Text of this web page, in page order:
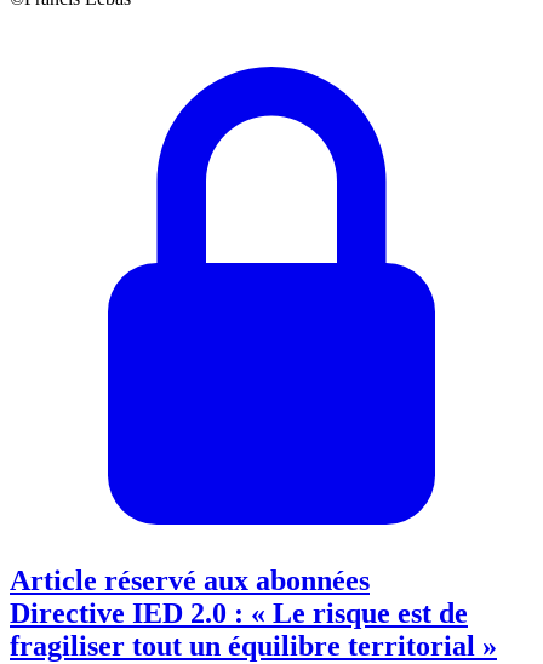
Article réservé aux abonnées
Directive IED 2.0 : « Le risque est de
fragiliser tout un équilibre territorial »